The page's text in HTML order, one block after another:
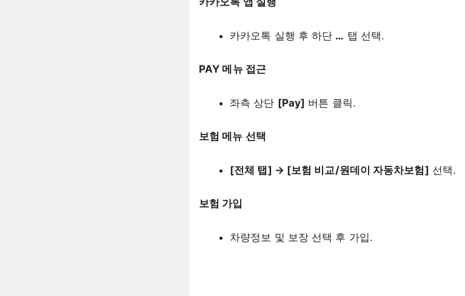
카카오톡 실행 후 하단 … 탭 선택.
PAY 메뉴 접근
좌측 상단 [Pay] 버튼 클릭.
보험 메뉴 선택
[전체 탭] → [보험 비교/원데이 자동차보험] 선택.
보험 가입
차량정보 및 보장 선택 후 가입.